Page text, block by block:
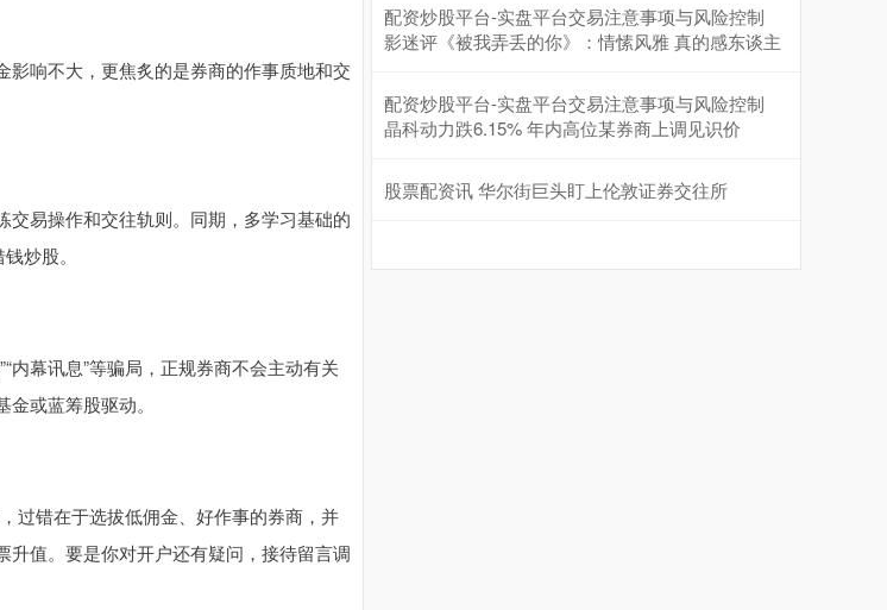
响不大，更焦炙的是券商的作事质地和交
易操作和交往轨则。同期，多学习基础的
炒股。
内幕讯息”等骗局，正规券商不会主动有关
或蓝筹股驱动。
过错在于选拔低佣金、好作事的券商，并
值。要是你对开户还有疑问，接待留言调
配资炒股平台-实盘平台交易注意事项与风险控制
影迷评《被我弄丢的你》：情愫风雅 真的感东谈主
配资炒股平台-实盘平台交易注意事项与风险控制
晶科动力跌6.15% 年内高位某券商上调见识价
股票配资讯 华尔街巨头盯上伦敦证券交往所